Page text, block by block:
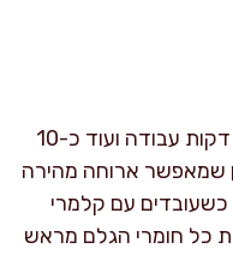
הכנת טבעות קלמרי אורכת כ-20 דקות עבודה ועוד כ-10
שמאפשר ארוחה מהירה
כשעובדים עם קלמרי
כל חומרי הגלם מראש